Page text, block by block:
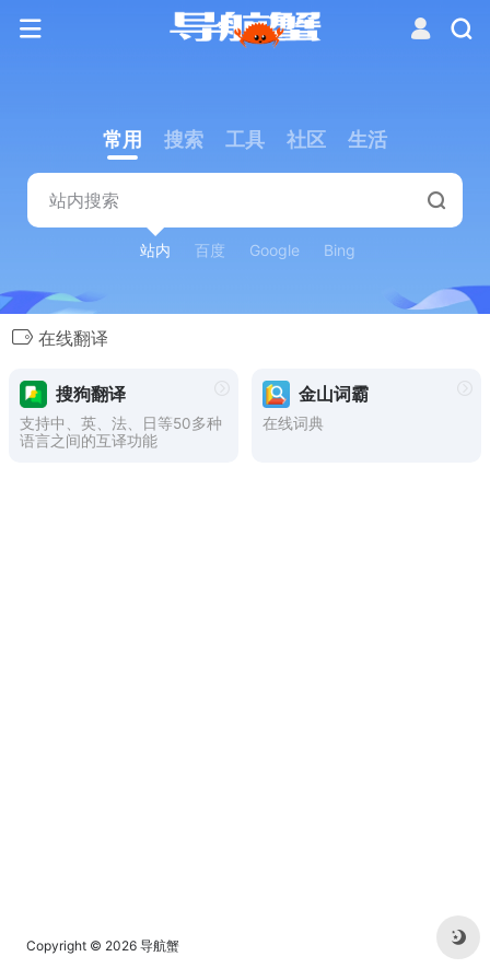
常用 搜索 工具 社区 生活
站内 百度 Google Bing
在线翻译
搜狗翻译
支持中、英、法、日等50多种
语言之间的互译功能
金山词霸
在线词典
Copyright © 2026 导航蟹